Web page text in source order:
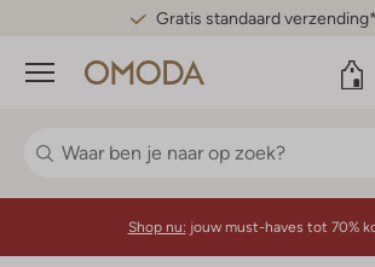
Gratis standaard verzending*
Menu
Shop nu: jouw must-haves tot 70%